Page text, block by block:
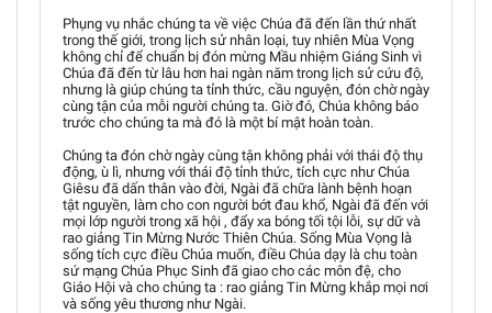
Phụng vụ nhắc chúng ta về việc Chúa đã đến lần thứ nhất
trong thế giới, trong lịch sử nhân loại, tuy nhiên Mùa Vọng
không chỉ để chuẩn bị đón mừng Mầu nhiệm Giáng Sinh vì
Chúa đã đến từ lâu hơn hai ngàn năm trong lịch sử cứu độ,
nhưng là giúp chúng ta tỉnh thức, cầu nguyện, đón chờ ngày
cùng tận của mỗi người chúng ta. Giờ đó, Chúa không báo
trước cho chúng ta mà đó là một bí mật hoàn toàn.
Chúng ta đón chờ ngày cùng tận không phải với thái độ thụ
động, ù lì, nhưng với thái độ tỉnh thức, tích cực như Chúa
Giêsu đã dấn thân vào đời, Ngài đã chữa lành bệnh hoạn
tật nguyền, làm cho con người bớt đau khổ, Ngài đã đến với
mọi lớp người trong xã hội , đẩy xa bóng tối tội lỗi, sự dữ và
rao giảng Tin Mừng Nước Thiên Chúa. Sống Mùa Vọng là
sống tích cực điều Chúa muốn, điều Chúa dạy là chu toàn
sứ mạng Chúa Phục Sinh đã giao cho các môn đệ, cho
Giáo Hội và cho chúng ta : rao giảng Tin Mừng khắp mọi nơi
và sống yêu thương như Ngài.